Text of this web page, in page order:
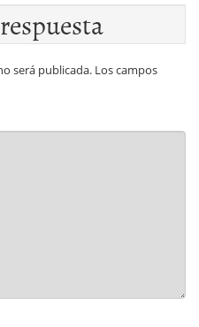
será publicada. Los campos